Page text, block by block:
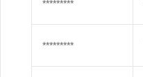
*********
*********